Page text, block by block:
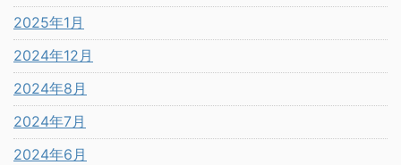
2025年1月
2024年12月
2024年8月
2024年7月
2024年6月